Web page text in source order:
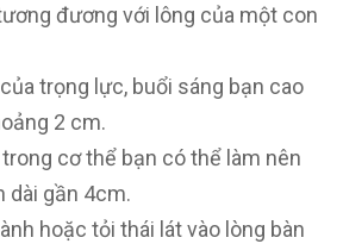
đương với lông của một con
trọng lực, buổi sáng bạn cao
2 cm.
cơ thể bạn có thể làm nên
dài gần 4cm.
hoặc tỏi thái lát vào lòng bàn